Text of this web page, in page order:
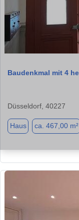
Baudenkmal mit 4
Düsseldorf, 40227
Haus ca. 467,00 m²